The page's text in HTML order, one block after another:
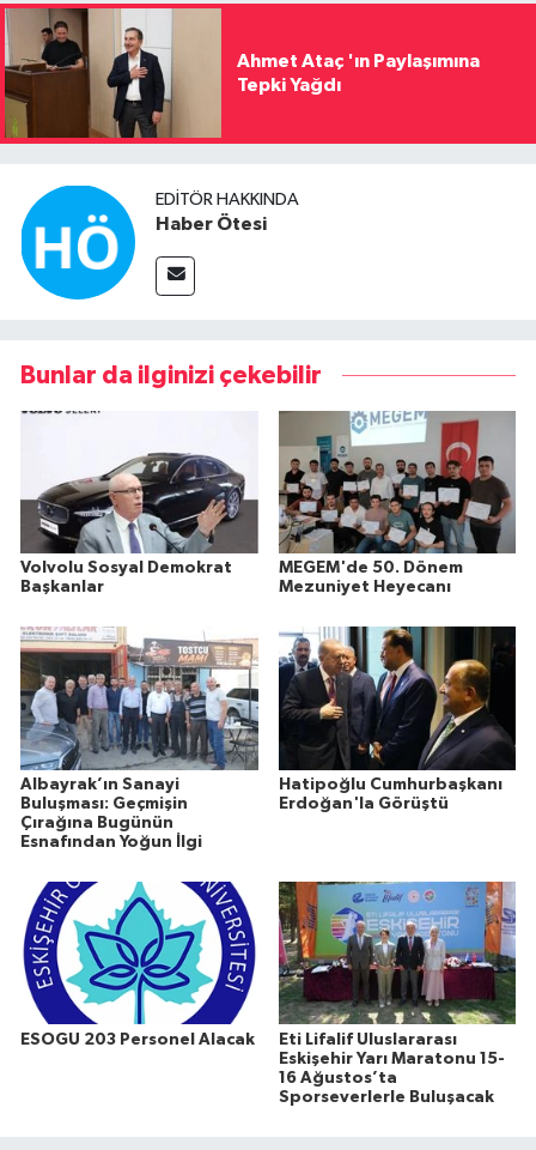
Ahmet Ataç 'ın Paylaşımına
Tepki Yağdı
EDITÖR HAKKINDA
Haber Ötesi
Bunlar da ilginizi çekebilir
Volvolu Sosyal Demokrat
Başkanlar
MEGEM'de 50. Dönem
Mezuniyet Heyecanı
Albayrak’ın Sanayi
Buluşması: Geçmişin
Çırağına Bugünün
Esnafından Yoğun İlgi
Hatipoğlu Cumhurbaşkanı
Erdoğan'la Görüştü
ESOGU 203 Personel Alacak
Eti Lifalif Uluslararası
Eskişehir Yarı Maratonu 15-
16 Ağustos’ta
Sporseverlerle Buluşacak